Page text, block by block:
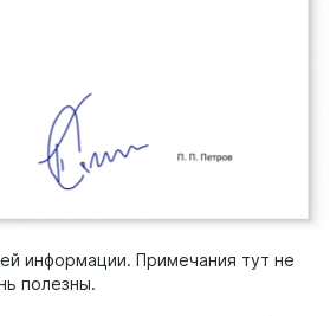
информации. Примечания тут не
полезны.